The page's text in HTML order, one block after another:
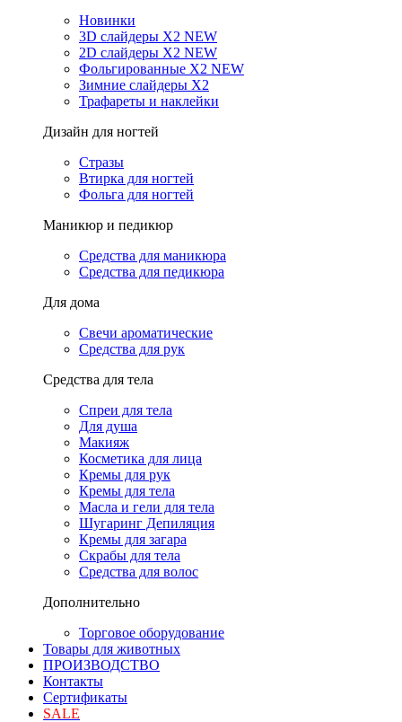
Новинки
3D слайдеры X2 NEW
2D слайдеры X2 NEW
Фольгированные X2 NEW
Зимние слайдеры Х2
Трафареты и наклейки
Дизайн для ногтей
Стразы
Втирка для ногтей
Фольга для ногтей
Маникюр и педикюр
Средства для маникюра
Средства для педикюра
Для дома
Свечи ароматические
Средства для рук
Средства для тела
Спреи для тела
Для душа
Макияж
Косметика для лица
Кремы для рук
Кремы для тела
Масла и гели для тела
Шугаринг Депиляция
Кремы для загара
Скрабы для тела
Средства для волос
Дополнительно
Торговое оборудование
Товары для животных
ПРОИЗВОДСТВО
Контакты
Сертификаты
SALE